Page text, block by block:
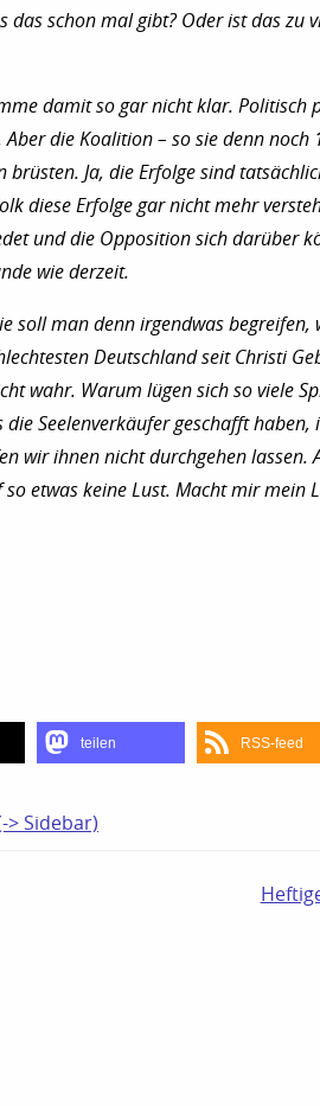
das schon mal gibt? Oder ist das zu
damit so gar nicht klar. Politisch
die Koalition – so sie denn noch
Ja, die Erfolge sind
diese Erfolge gar nicht mehr
und die Opposition sich darüber
wie derzeit.
soll man denn irgendwas begreifen,
Deutschland seit Christi
wahr. Warum lügen sich so viele
die Seelenverkäufer geschafft haben,
wir ihnen nicht durchgehen lassen.
etwas keine Lust. Macht mir mein
teilen RSS-feed
> Sidebar)